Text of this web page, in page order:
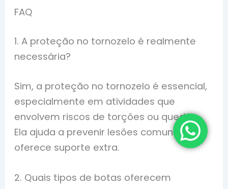
FAQ
1. A proteção no tornozelo é realmente
necessária?
Sim, a proteção no tornozelo é essencial,
especialmente em atividades que
envolvem riscos de torções ou quedas.
Ela ajuda a prevenir lesões comuns e
oferece suporte extra.
2. Quais tipos de botas oferecem